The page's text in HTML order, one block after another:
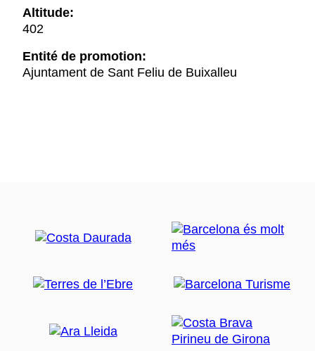
Altitude:
402
Entité de promotion:
Ajuntament de Sant Feliu de Buixalleu